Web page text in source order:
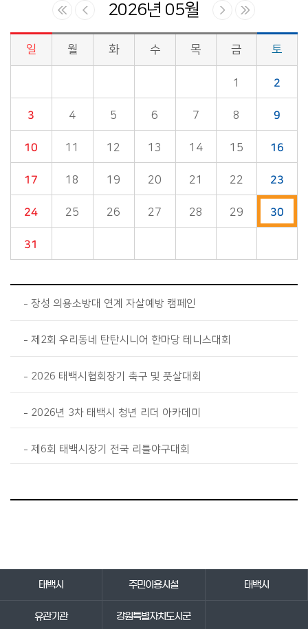
2026년 05월
시정소식>시정 캘린더 게시판의 (2026년 05월) 달력형태로 일정명, 일정내용을 제공합니다.
일 월 화 수 목 금 토
1 2
3 4 5 6 7 8 9
10 11 12 13 14 15 16
17 18 19 20 21 22 23
24 25 26 27 28 29 30
31
장성 의용소방대 연계 자살예방 캠페인
제2회 우리동네 탄탄시니어 한마당 테니스대회
2026 태백시협회장기 축구 및 풋살대회
2026년 3차 태백시 청년 리더 아카데미
제6회 태백시장기 전국 리틀야구대회
태백시 주민이용시설 태백시
유관기관 강원특별자치도시군